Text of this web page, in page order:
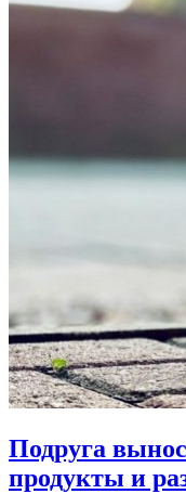
Подруга
продукты и